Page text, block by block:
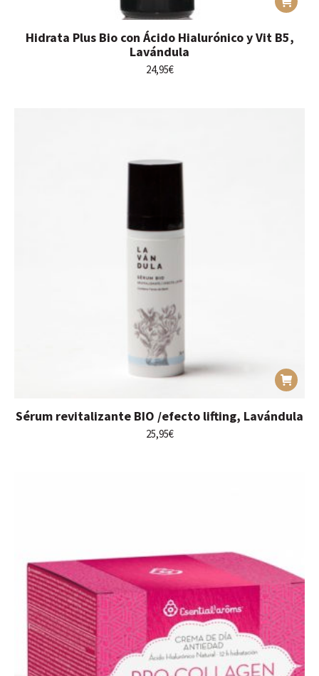
Hidrata Plus Bio con Ácido Hialurónico y Vit B5,
Lavándula
24,95€
Sérum revitalizante BIO /efecto lifting, Lavándula
25,95€